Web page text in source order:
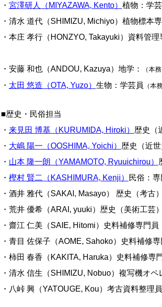
・ 宮澤研人（MIYAZAWA, Kento） 植物：学
・清水 道代（SHIMIZU, Michiyo）植物標本
・本庄 孝行（HONZYO, Takayuki）資料管理
・安藤 和也（ANDOU, Kazuya）地学： （本
・ 太田 悠造（OTA, Yuzo） 生物 ：学芸員 （本
■歴史・民俗担当
・ 来見田 博基（KURUMIDA, Hiroki） 歴史（
・ 大嶋 陽一（OOSHIMA, Yoichi） 歴史（近
・ 山本 隆一朗（YAMAMOTO, Ryuuichirou）
・ 樫村 賢二（KASHIMURA, Kenji）
民俗：
・酒井 雅代（SAKAI, Masayo） 歴史（考古
・荒井 優希（ARAI, yuuki）歴史（美術工芸
・齋江 仁美（SAIE, Hitomi）史料補修専門員
・青目 佐保子（AOME, Sahoko）史料補修専
・柿田 春香（KAKITA, Haruka）史料補修専
・清水 信生（SHIMIZU, Nobuo）複写機オペ
・八峠 興（YATOUGE, Kou） 考古資料整理員